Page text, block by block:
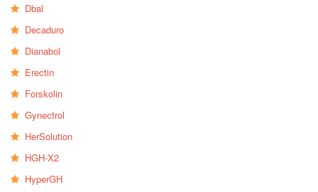
Dbal
Decaduro
Dianabol
Erectin
Forskolin
Gynectrol
HerSolution
HGH-X2
HyperGH